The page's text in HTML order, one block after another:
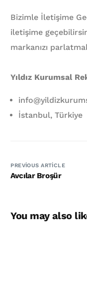
Bizimle İletişime
iletişime
markanızı
Yıldız Kurumsal
İstanbul, Türkiye
PREVIOUS ARTICLE
Avcılar Broşür
You may also